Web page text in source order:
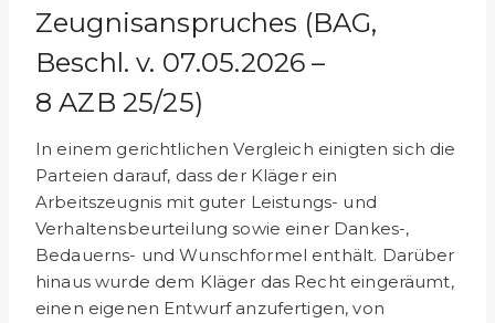
Zeugnisanspruches (BAG,
Beschl. v. 07.05.2026 –
8 AZB 25/25)
In einem gerichtlichen Vergleich einigten sich die
Parteien darauf, dass der Kläger ein
Arbeitszeugnis mit guter Leistungs- und
Verhaltensbeurteilung sowie einer Dankes-,
Bedauerns- und Wunschformel enthält. Darüber
hinaus wurde dem Kläger das Recht eingeräumt,
einen eigenen Entwurf anzufertigen, von